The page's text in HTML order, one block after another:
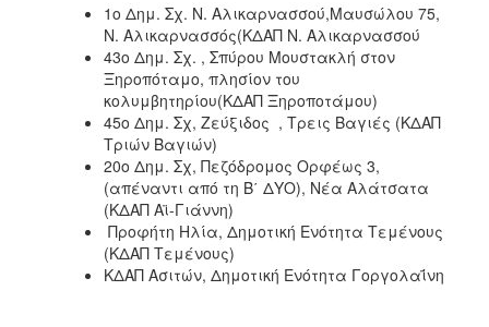
1ο Δημ. Σχ. Ν. Αλικαρνασσού,Μαυσώλου 75,
Ν. Αλικαρνασσός(ΚΔΑΠ Ν. Αλικαρνασσού
43ο Δημ. Σχ. , Σπύρου Μουστακλή στον
Ξηροπόταμο, πλησίον του
κολυμβητηρίου(ΚΔΑΠ Ξηροποτάμου)
45ο Δημ. Σχ, Ζεύξιδος , Τρεις Βαγιές (ΚΔΑΠ
Τριών Βαγιών)
20ο Δημ. Σχ, Πεζόδρομος Ορφέως 3,
(απέναντι από τη Β΄ ΔΥΟ), Νέα Αλάτσατα
(ΚΔΑΠ Αϊ-Γιάννη)
Προφήτη Ηλία, Δημοτική Ενότητα Τεμένους
(ΚΔΑΠ Τεμένους)
ΚΔΑΠ Ασιτών, Δημοτική Ενότητα Γοργολαΐνη